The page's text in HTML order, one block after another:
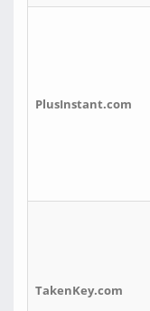
PlusInstant.com
TakenKey.com